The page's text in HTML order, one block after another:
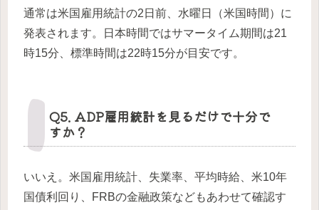
通常は米国雇用統計の2日前、水曜日（米国時間）に
発表されます。日本時間ではサマータイム期間は21
時15分、標準時間は22時15分が目安です。
Q5. ADP雇用統計を見るだけで十分で
すか？
いいえ。米国雇用統計、失業率、平均時給、米10年
国債利回り、FRBの金融政策などもあわせて確認す